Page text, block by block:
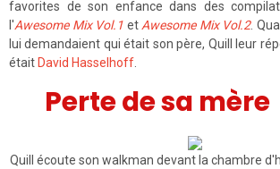
favorites de son enfance dans des
l'Awesome Mix Vol.1 etAwesome Mix Vol.2.
lui demandaient qui était son père, Quill leur
était David Hasselhoff.
Perte de sa mère
Quill écoute son walkman devant la chambre